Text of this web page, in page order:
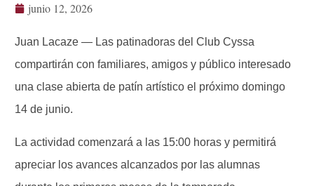
junio 12, 2026
Juan Lacaze — Las patinadoras del Club Cyssa
compartirán con familiares, amigos y público interesado
una clase abierta de patín artístico el próximo domingo
14 de junio.
La actividad comenzará a las 15:00 horas y permitirá
apreciar los avances alcanzados por las alumnas